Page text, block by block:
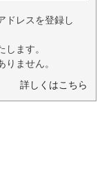
ドレスを登録し
ます。
ません。
詳しくはこちら